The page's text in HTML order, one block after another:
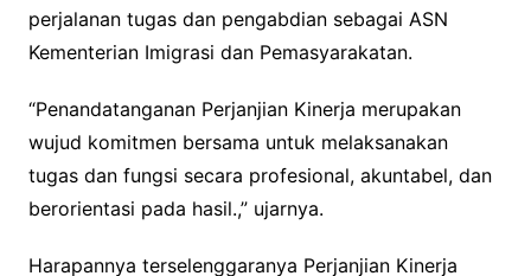
perjalanan tugas dan pengabdian sebagai ASN
Kementerian Imigrasi dan Pemasyarakatan.
“Penandatanganan Perjanjian Kinerja merupakan
wujud komitmen bersama untuk melaksanakan
tugas dan fungsi secara profesional, akuntabel, dan
berorientasi pada hasil.,” ujarnya.
Harapannya terselenggaranya Perjanjian Kinerja